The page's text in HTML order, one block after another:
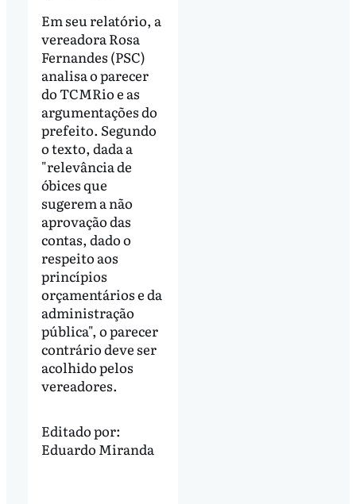
Em seu relatório, a
vereadora Rosa
Fernandes (PSC)
analisa o parecer
do TCMRio e as
argumentações do
prefeito. Segundo
o texto, dada a
"relevância de
óbices que
sugerem a não
aprovação das
contas, dado o
respeito aos
princípios
orçamentários e da
administração
pública", o parecer
contrário deve ser
acolhido pelos
vereadores.
Editado por:
Eduardo Miranda